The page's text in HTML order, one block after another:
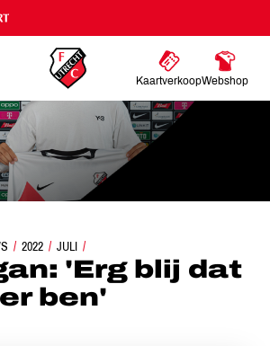
KaartverkoopWebshop
2022 JULI
'ERG BLIJ DAT IK NU HIER BEN'
'Erg blij dat
ben'